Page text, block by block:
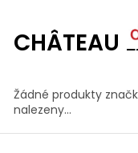
CHÂTEAU
Žádné produkty
nalezeny...
Z